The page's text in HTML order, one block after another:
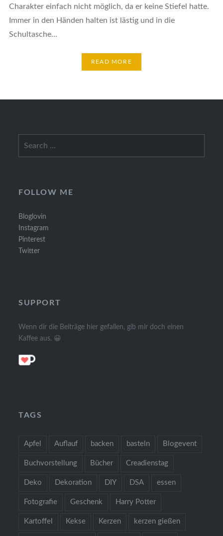
Charakter einfach nicht möglich, da er keine Stiefel hatte.
Immer in den Händen halten ist lästig und in die
Schultasche…
READ MORE
FOLLOW ME
Bloglovin
Instagram
Pinterest
Twitter
SUPPORT
Wenn dir die Beiträge hier gefallen, gib mir doch einen
Kaffee aus. 😀
TAGS
Apfel Auflauf backen basteln Blogevent
Buchvorstellung Bücher Creadienstag
Deko Dekoration DIY DSA essen
Fotografie Geschenk Harry Potter
Kartoffel Kekse Kerzen kerzen gießen